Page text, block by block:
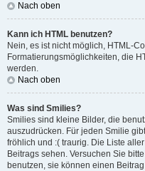
Nach oben
Kann ich HTML benutzen?
Nein, es ist nicht möglich, HTML-
Formatierungsmöglichkeiten, die
werden.
Nach oben
Was sind Smilies?
Smilies sind kleine Bilder, die
auszudrücken. Für jeden Smilie
fröhlich und :( traurig. Die Liste
Beitrags sehen. Versuchen Sie
benutzen, sie können einen